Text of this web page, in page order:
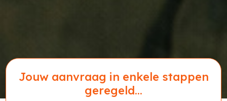
Jouw aanvraag in enkele stappen
geregeld...